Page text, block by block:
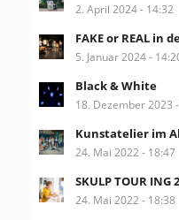
2. April 2024 - 14:32
FAKE or REAL in
5. Januar 2024 -
Black & White
18. Dezember 2023
Kunstatelier im
24. Mai 2022 - 18:47
SKULP TOUR ING
24. Mai 2022 - 18:38